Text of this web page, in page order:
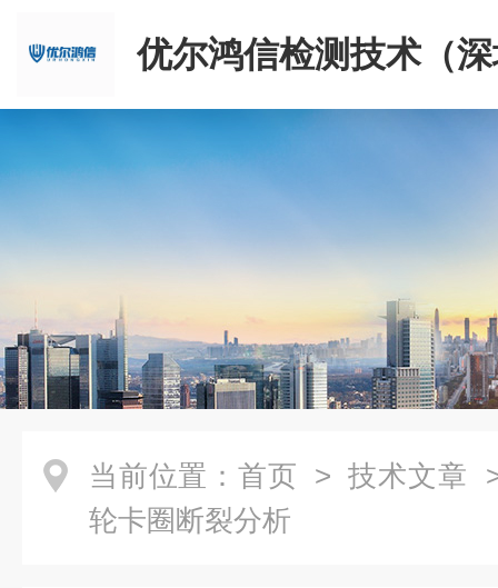
优尔鸿信检测技术（
限公司
当前位置： 首页 > 技术文章
轮卡圈断裂分析